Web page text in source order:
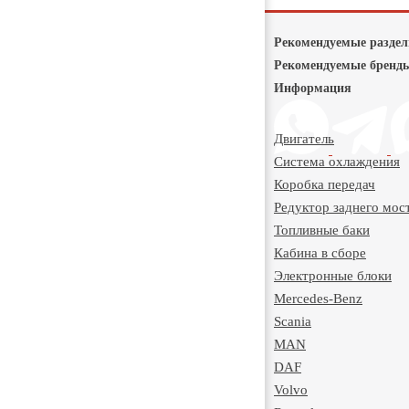
Рекомендуемые
Рекомендуемые
Информация
Двигатель
Система охлаждения
Коробка передач
Редуктор заднего
Топливные баки
Кабина в сборе
Электронные блоки
Mercedes-Benz
Scania
MAN
DAF
Volvo